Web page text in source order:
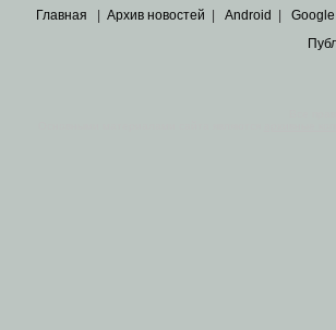
Главная Архив новостей Android Google